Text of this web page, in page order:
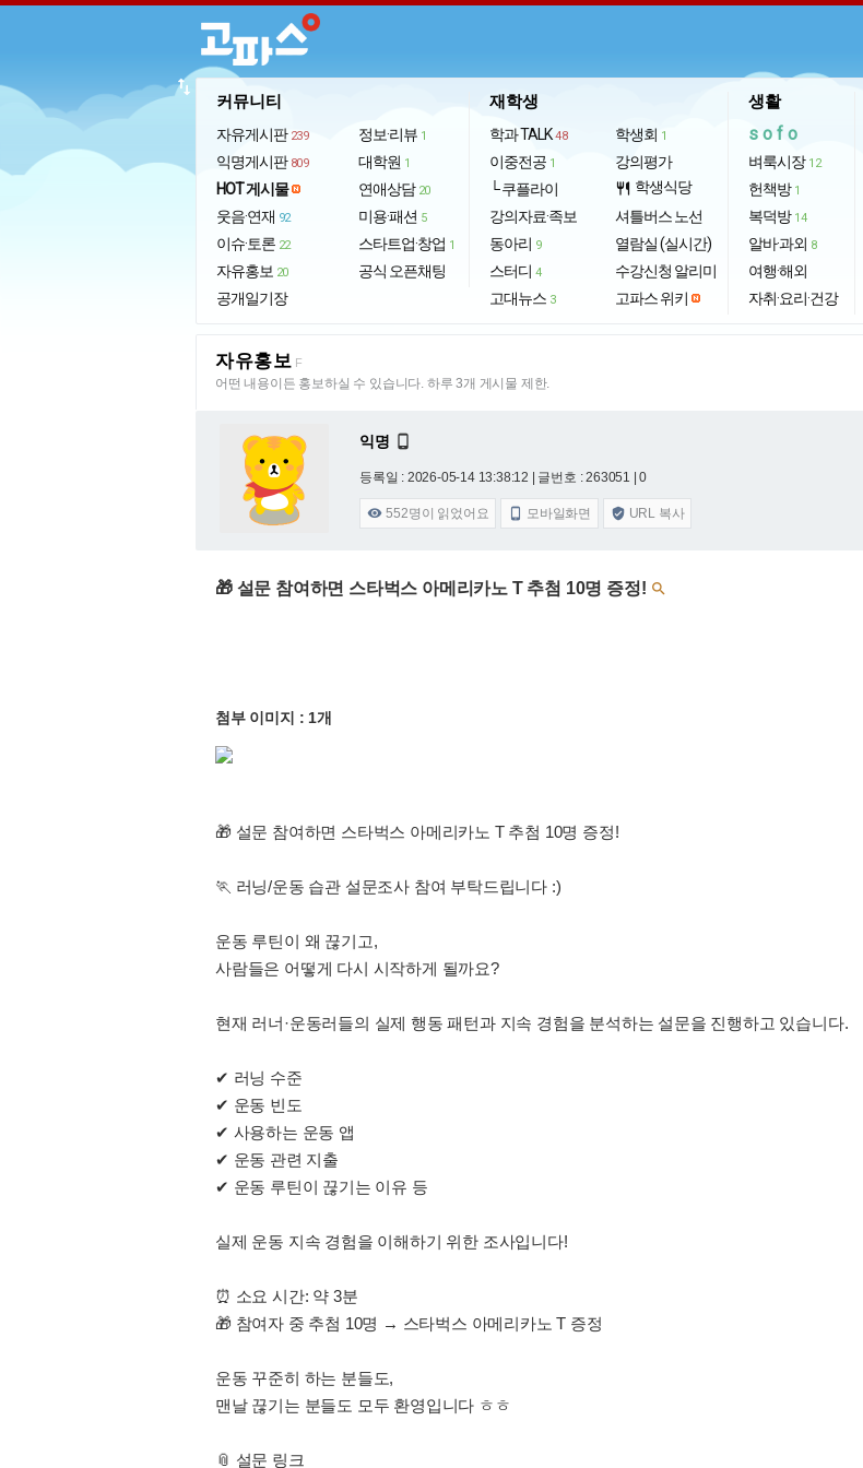
커뮤니티
자유게시판 239
익명게시판 809
HOT 게시물
웃음·연재 92
이슈·토론 22
자유홍보 20
공개일기장
정보·리뷰 1
대학원 1
연애상담 20
미용·패션 5
스타트업·창업 1
공식 오픈채팅
재학생
학과 TALK 48
이중전공 1
└ 쿠플라이
강의자료·족보
동아리 9
스터디 4
고대뉴스 3
학생회 1
강의평가
restaurant 학생식당
셔틀버스 노선
열람실 (실시간)
수강신청 알리미
고파스 위키
생활
sofo
벼룩시장 12
헌책방 1
복덕방 14
알바·과외 8
여행·해외
자취·요리·건강
import_export
자유홍보 F
어떤 내용이든 홍보하실 수 있습니다. 하루 3개 게시물 제한.
익명 
등록일 : 2026-05-14 13:38:12 | 글번호 : 263051 | 0
 552명이 읽었어요  모바일화면  URL 복사
🎁 설문 참여하면 스타벅스 아메리카노 T 추첨 10명 증정! 
첨부 이미지 : 1개
🎁 설문 참여하면 스타벅스 아메리카노 T 추첨 10명 증정!
🏃 러닝/운동 습관 설문조사 참여 부탁드립니다 :)
운동 루틴이 왜 끊기고,
사람들은 어떻게 다시 시작하게 될까요?
현재 러너·운동러들의 실제 행동 패턴과 지속 경험을 분석하는 설문을 진행하고 있습니다.
✔ 러닝 수준
✔ 운동 빈도
✔ 사용하는 운동 앱
✔ 운동 관련 지출
✔ 운동 루틴이 끊기는 이유 등
실제 운동 지속 경험을 이해하기 위한 조사입니다!
⏰ 소요 시간: 약 3분
🎁 참여자 중 추첨 10명 → 스타벅스 아메리카노 T 증정
운동 꾸준히 하는 분들도,
맨날 끊기는 분들도 모두 환영입니다 ㅎㅎ
📎 설문 링크